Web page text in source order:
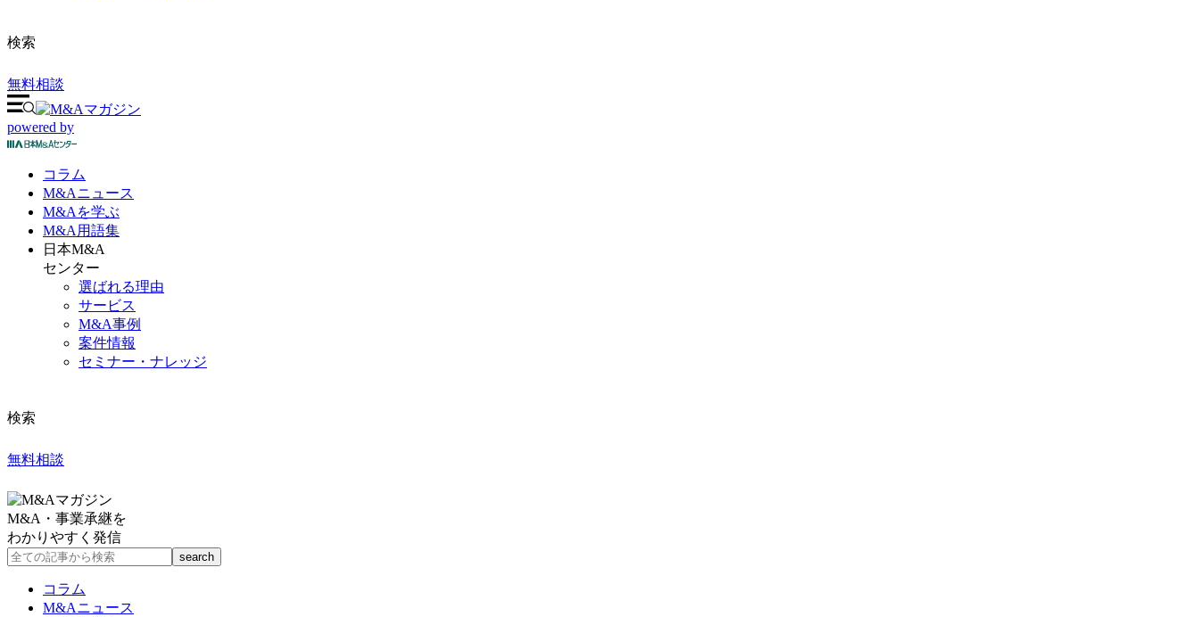
検索
無料相談
powered by
コラム
M&Aニュース
M&Aを学ぶ
M&A 用語集
日本M&A
センター
選ばれる理由
サービス
M&A事例
案件情報
セミナー・ナレッジ
検索
無料相談
M&A・事業承継を
わかりやすく発信
コラム
M&Aニュース